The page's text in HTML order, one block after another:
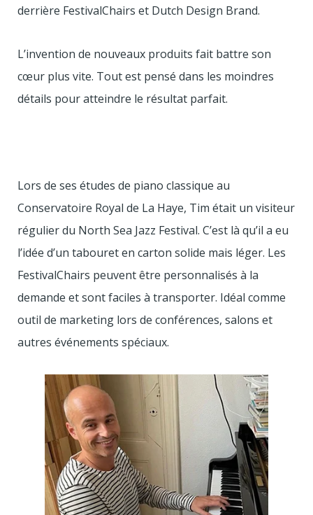
derrière FestivalChairs et Dutch Design Brand.
L’invention de nouveaux produits fait battre son
cœur plus vite. Tout est pensé dans les moindres
détails pour atteindre le résultat parfait.
Lors de ses études de piano classique au
Conservatoire Royal de La Haye, Tim était un visiteur
régulier du North Sea Jazz Festival. C’est là qu’il a eu
l’idée d’un tabouret en carton solide mais léger. Les
FestivalChairs peuvent être personnalisés à la
demande et sont faciles à transporter. Idéal comme
outil de marketing lors de conférences, salons et
autres événements spéciaux.